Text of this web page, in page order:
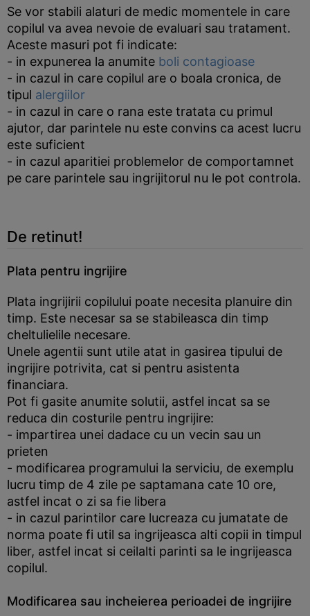
Se vor stabili alaturi de medic momentele in care
copilul va avea nevoie de evaluari sau tratament.
Aceste masuri pot fi indicate:
- in expunerea la anumite boli contagioase
- in cazul in care copilul are o boala cronica, de
tipul alergiilor
- in cazul in care o rana este tratata cu primul
ajutor, dar parintele nu este convins ca acest lucru
este suficient
- in cazul aparitiei problemelor de comportamnet
pe care parintele sau ingrijitorul nu le pot controla.
De retinut!
Plata pentru ingrijire
Plata ingrijirii copilului poate necesita planuire din
timp. Este necesar sa se stabileasca din timp
cheltulielile necesare.
Unele agentii sunt utile atat in gasirea tipului de
ingrijire potrivita, cat si pentru asistenta
financiara.
Pot fi gasite anumite solutii, astfel incat sa se
reduca din costurile pentru ingrijire:
- impartirea unei dadace cu un vecin sau un
prieten
- modificarea programului la serviciu, de exemplu
lucru timp de 4 zile pe saptamana cate 10 ore,
astfel incat o zi sa fie libera
- in cazul parintilor care lucreaza cu jumatate de
norma poate fi util sa ingrijeasca alti copii in timpul
liber, astfel incat si ceilalti parinti sa le ingrijeasca
copilul.
Modificarea sau incheierea perioadei de ingrijire